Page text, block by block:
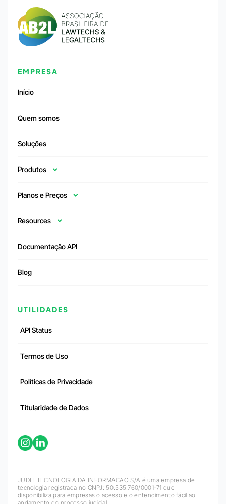
EMPRESA
Início
Quem somos
Soluções
Produtos
Planos e Preços
Resources
Documentação API
Blog
UTILIDADES
API Status
Termos de Uso
Políticas de Privacidade
Titularidade de Dados
JUDIT TECNOLOGIA DA INFORMACAO S/A é uma empresa de
tecnologia registrada no CNPJ: 50.535.760/0001-71 que
disponibiliza para empresas o acesso e o entendimento fácil ao